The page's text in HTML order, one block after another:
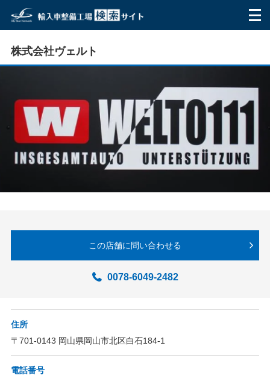
HOME
ご利用方法
整備工場を探す
Q&A
プライバシーポリシー
加盟店向け
株式会社ヴェルト
この店舗に問い合わせる
0078-6049-2482
住所
〒701-0143 岡山県岡山市北区白石184-1
電話番号